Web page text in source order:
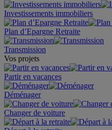
Investissements immobiliers
Plan d’Epargne Retraite
Transmission
Vos projets
Partir en vacances
Déménager
Changer de voiture